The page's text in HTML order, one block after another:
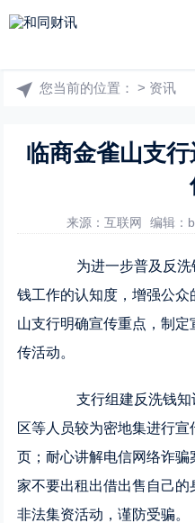
您当前的位置： > 资讯
临商金雀山支
来源：互联网 编辑：
为进一步普及反洗
钱工作的认知度，增强公
山支行明确宣传重点，制
传活动。
支行组建反洗钱知
区等人员较为密地集进行
页；耐心讲解电信网络诈
家不要出租出借出售自己
非法集资活动，谨防受骗。